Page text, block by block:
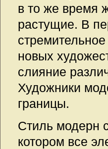
в то же время
растущие. В
новых
слияние
Художники
границы.
Стиль модерн
котором все